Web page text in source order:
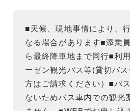
■天候、現地事情により、
なる場合があります■添乗
ら最終降車地まで同行■利
ーゼン観光バス等(貸切バ
方はご請求ください）■バ
ないためバス車内での観光